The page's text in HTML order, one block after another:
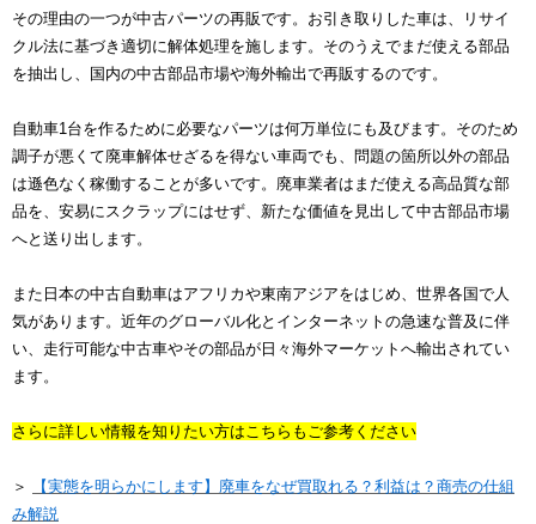
その理由の一つが中古パーツの再販です。お引き取りした車は、リサイ
クル法に基づき適切に解体処理を施します。そのうえでまだ使える部品
を抽出し、国内の中古部品市場や海外輸出で再販するのです。
自動車1台を作るために必要なパーツは何万単位にも及びます。そのため
調子が悪くて廃車解体せざるを得ない車両でも、問題の箇所以外の部品
は遜色なく稼働することが多いです。廃車業者はまだ使える高品質な部
品を、安易にスクラップにはせず、新たな価値を見出して中古部品市場
へと送り出します。
また日本の中古自動車はアフリカや東南アジアをはじめ、世界各国で人
気があります。近年のグローバル化とインターネットの急速な普及に伴
い、走行可能な中古車やその部品が日々海外マーケットへ輸出されてい
ます。
さらに詳しい情報を知りたい方はこちらもご参考ください
＞
【実態を明らかにします】廃車をなぜ買取れる？利益は？商売の仕組
み解説